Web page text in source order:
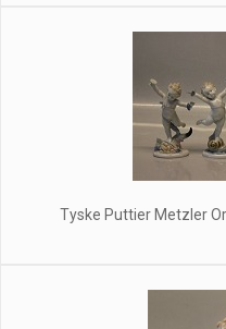
Tyske Puttier Metzler